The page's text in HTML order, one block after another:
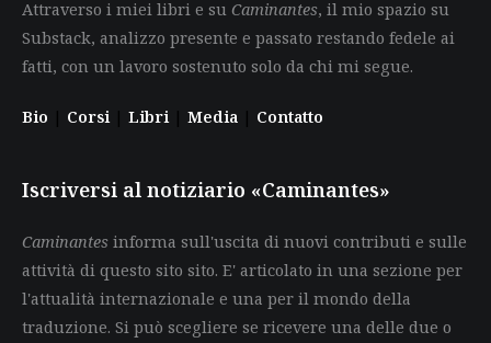
Attraverso i miei libri e su Caminantes, il mio spazio su
Substack, analizzo presente e passato restando fedele ai
fatti, con un lavoro sostenuto solo da chi mi segue.
Bio | Corsi | Libri | Media | Contatto
Iscriversi al notiziario «Caminantes»
Caminantes informa sull'uscita di nuovi contributi e sulle
attività di questo sito sito. E' articolato in una sezione per
l'attualità internazionale e una per il mondo della
traduzione. Si può scegliere se ricevere una delle due o